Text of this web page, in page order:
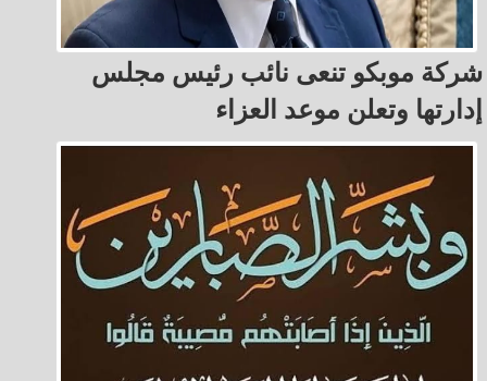
شركة موبكو تنعى نائب رئيس مجلس
إدارتها وتعلن موعد العزاء